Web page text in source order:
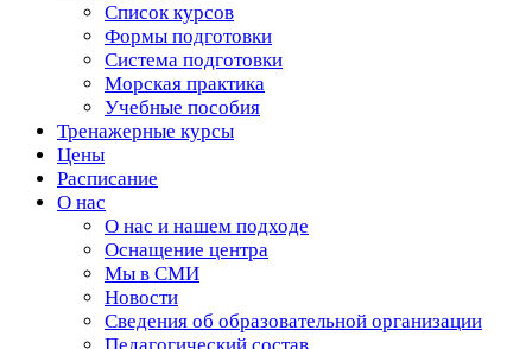
Список курсов
Формы подготовки
Cистема подготовки
Морская практика
Учебные пособия
Тренажерные курсы
Цены
Расписание
О нас
О нас и нашем подходе
Оснащение центра
Мы в СМИ
Новости
Сведения об образовательной организации